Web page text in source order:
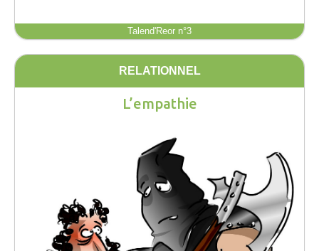
Talend'Reor n°3
RELATIONNEL
L’empathie